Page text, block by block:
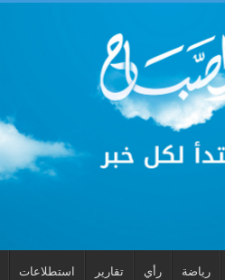
رياضة رأي تقارير استطلاعات